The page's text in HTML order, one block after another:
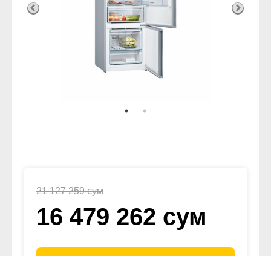
21 127 259 сум
16 479 262 сум